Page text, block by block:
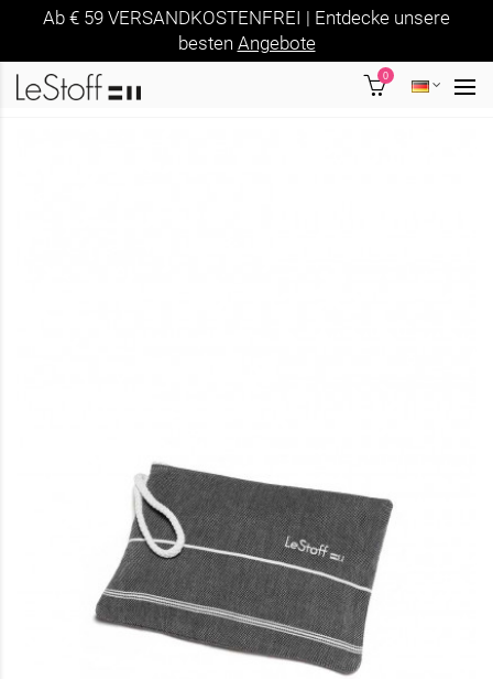
Ab € 59 VERSANDKOSTENFREI | Entdecke unsere
besten Angebote
0